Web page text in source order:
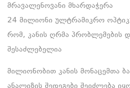
მრავალენოვანი მხარდაჭერა
24 მილიონი ულტრამიკრო
რომ, კანის ღრმა პრობლემების
შესაძლებელია
მილიონობით კანის მონაცემთა